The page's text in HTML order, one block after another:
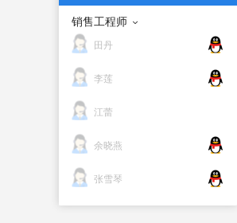
销售工程师
田丹
李莲
江蕾
余晓燕
张雪琴